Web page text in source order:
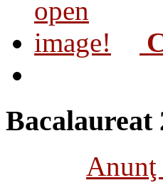
Bacalaureat
Anunţ